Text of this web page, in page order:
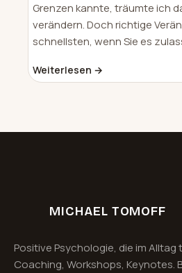
Grenzen kannte, träumte ich
verändern. Doch richtige
schnellsten, wenn Sie es
Weiterlesen →
MICHAEL TOMOFF
Positive Psychologie, die im Alltag
Coaching, Workshops, Keynotes.